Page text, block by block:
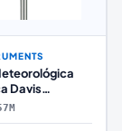
Davis
Vantage Vue